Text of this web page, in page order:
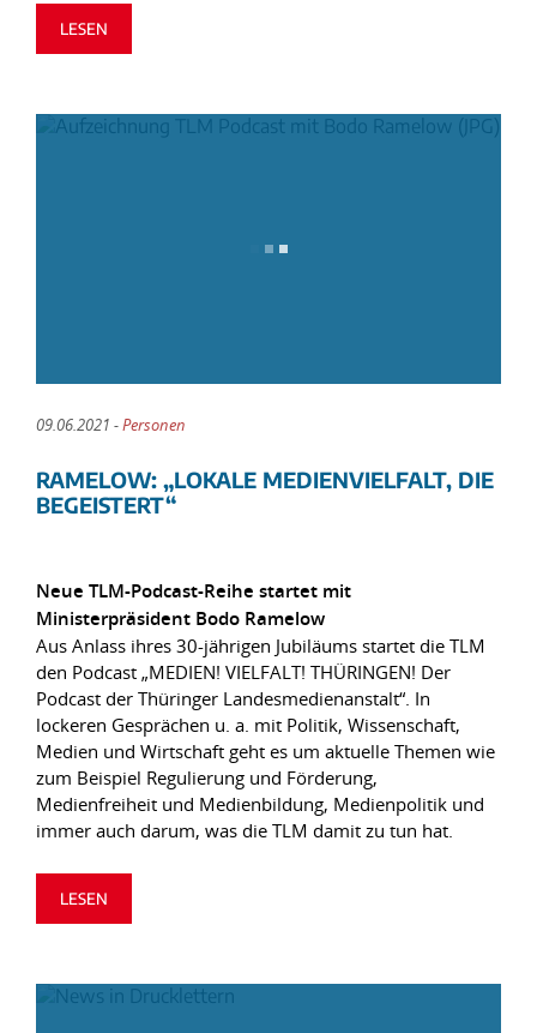
LESEN
09.06.2021 -Personen
RAMELOW: „LOKALE MEDIENVIELFALT, DIE
BEGEISTERT“
Neue TLM-Podcast-Reihe startet mit
Ministerpräsident Bodo Ramelow
Aus Anlass ihres 30-jährigen Jubiläums startet die TLM
den Podcast „MEDIEN! VIELFALT! THÜRINGEN! Der
Podcast der Thüringer Landesmedienanstalt“. In
lockeren Gesprächen u. a. mit Politik, Wissenschaft,
Medien und Wirtschaft geht es um aktuelle Themen wie
zum Beispiel Regulierung und Förderung,
Medienfreiheit und Medienbildung, Medienpolitik und
immer auch darum, was die TLM damit zu tun hat.
LESEN